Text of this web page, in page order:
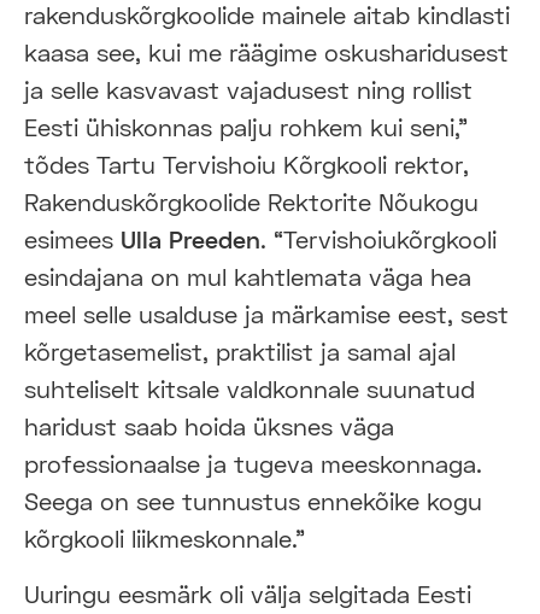
rakenduskõrgkoolide mainele aitab kindlasti
kaasa see, kui me räägime oskusharidusest
ja selle kasvavast vajadusest ning rollist
Eesti ühiskonnas palju rohkem kui seni,”
tõdes Tartu Tervishoiu Kõrgkooli rektor,
Rakenduskõrgkoolide Rektorite Nõukogu
esimees Ulla Preeden. “Tervishoiukõrgkooli
esindajana on mul kahtlemata väga hea
meel selle usalduse ja märkamise eest, sest
kõrgetasemelist, praktilist ja samal ajal
suhteliselt kitsale valdkonnale suunatud
haridust saab hoida üksnes väga
professionaalse ja tugeva meeskonnaga.
Seega on see tunnustus ennekõike kogu
kõrgkooli liikmeskonnale.”
Uuringu eesmärk oli välja selgitada Eesti